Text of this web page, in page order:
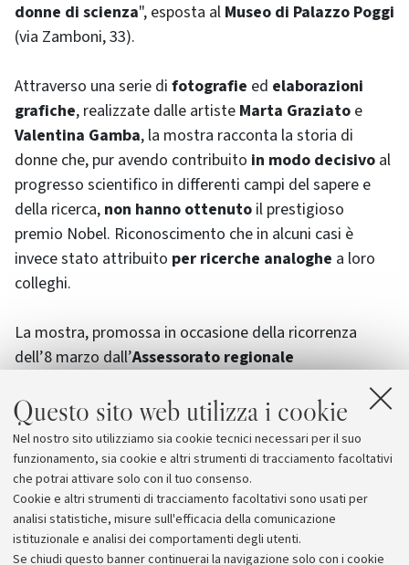
Questo sito web utilizza i cookie
Nel nostro sito utilizziamo sia cookie tecnici necessari per il suo
funzionamento, sia cookie e altri strumenti di tracciamento facoltativi
che potrai attivare solo con il tuo consenso.
Cookie e altri strumenti di tracciamento facoltativi sono usati per
analisi statistiche, misure sull'efficacia della comunicazione
istituzionale e analisi dei comportamenti degli utenti.
Se chiudi questo banner continuerai la navigazione solo con i cookie
donne di scienza", esposta al Museo di Palazzo Poggi
(via Zamboni, 33).
Attraverso una serie di fotografie ed elaborazioni
grafiche, realizzate dalle artiste Marta Graziato e
Valentina Gamba, la mostra racconta la storia di
donne che, pur avendo contribuito in modo decisivo al
progresso scientifico in differenti campi del sapere e
della ricerca, non hanno ottenuto il prestigioso
premio Nobel. Riconoscimento che in alcuni casi è
invece stato attribuito per ricerche analoghe a loro
colleghi.
La mostra, promossa in occasione della ricorrenza
dell’8 marzo dall’Assessorato regionale
dall’Università di Bologna, e curata daLorenza
Accusani, potrà essere visitataanche nella domenica
e nel lunedì di Pasqua, negli orari 10.30-13.30 e 14.30-
17.30.